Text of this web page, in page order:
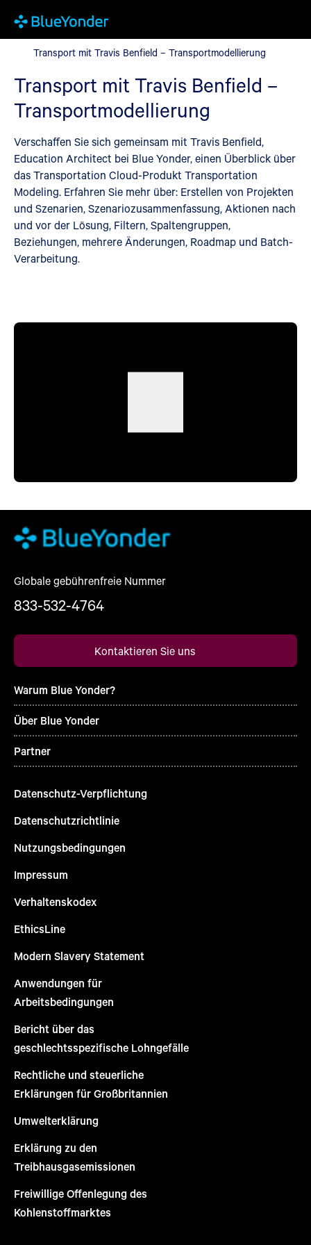
Transport mit Travis Benfield – Transportmodellierung
Transport mit Travis Benfield – Transportmodellierung
Transport mit Travis Benfield –
Transportmodellierung
Verschaffen Sie sich gemeinsam mit Travis Benfield,
Education Architect bei Blue Yonder, einen Überblick über
das Transportation Cloud-Produkt Transportation
Modeling. Erfahren Sie mehr über: Erstellen von Projekten
und Szenarien, Szenariozusammenfassung, Aktionen nach
und vor der Lösung, Filtern, Spaltengruppen,
Beziehungen, mehrere Änderungen, Roadmap und Batch-
Verarbeitung.
Globale gebührenfreie Nummer
833-532-4764
Kontaktieren Sie uns
Warum Blue Yonder?
Über Blue Yonder
Partner
Datenschutz-Verpflichtung
Datenschutzrichtlinie
Nutzungsbedingungen
Impressum
Verhaltenskodex
EthicsLine
Modern Slavery Statement
Anwendungen für
Arbeitsbedingungen
Bericht über das
geschlechtsspezifische Lohngefälle
Rechtliche und steuerliche
Erklärungen für Großbritannien
Umwelterklärung
Erklärung zu den
Treibhausgasemissionen
Freiwillige Offenlegung des
Kohlenstoffmarktes